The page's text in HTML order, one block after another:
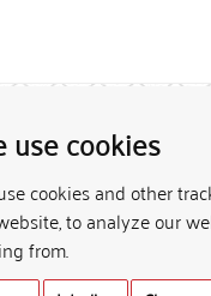
use cookies
cookies and other
to analyze our
from.
cuni.cz
/ Each constituent
studijní, vědeckou
purposes